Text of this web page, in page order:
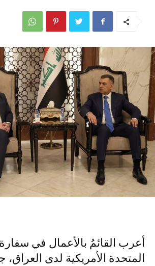
أعرب القائمُ بالأعمال في سفارة
المتحدة الأمريكية لدى العراق،